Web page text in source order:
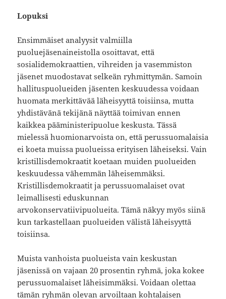
Lopuksi
Ensimmäiset analyysit valmiilla
puoluejäsenaineistolla osoittavat, että
sosialidemokraattien, vihreiden ja vasemmiston
jäsenet muodostavat selkeän ryhmittymän. Samoin
hallituspuolueiden jäsenten keskuudessa voidaan
huomata merkittävää läheisyyttä toisiinsa, mutta
yhdistävänä tekijänä näyttää toimivan ennen
kaikkea pääministeripuolue keskusta. Tässä
mielessä huomionarvoista on, että perussuomalaisia
ei koeta muissa puolueissa erityisen läheiseksi. Vain
kristillisdemokraatit koetaan muiden puolueiden
keskuudessa vähemmän läheisemmäksi.
Kristillisdemokraatit ja perussuomalaiset ovat
leimallisesti eduskunnan
arvokonservatiivipuolueita. Tämä näkyy myös siinä
kun tarkastellaan puolueiden välistä läheisyyttä
toisiinsa.
Muista vanhoista puolueista vain keskustan
jäsenissä on vajaan 20 prosentin ryhmä, joka kokee
perussuomalaiset läheisimmäksi. Voidaan olettaa
tämän ryhmän olevan arvoiltaan kohtalaisen